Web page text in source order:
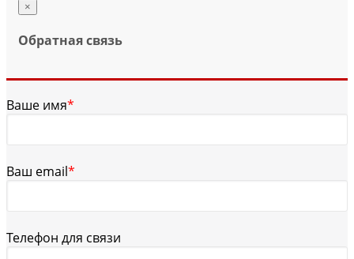
×
Обратная связь
Ваше имя*
Ваш email*
Телефон для связи